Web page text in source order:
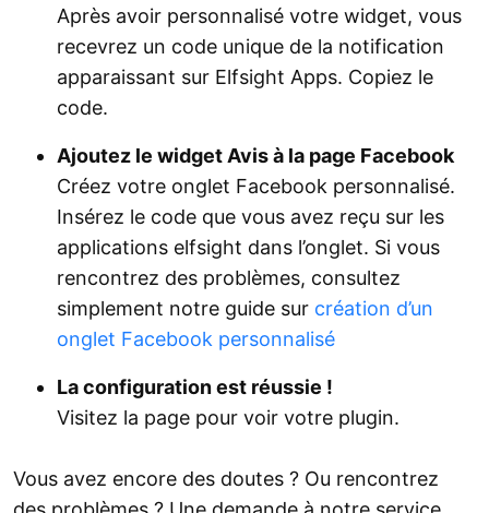
Après avoir personnalisé votre widget, vous
recevrez un code unique de la notification
apparaissant sur Elfsight Apps. Copiez le
code.
Ajoutez le widget Avis à la page Facebook
Créez votre onglet Facebook personnalisé.
Insérez le code que vous avez reçu sur les
applications elfsight dans l’onglet. Si vous
rencontrez des problèmes, consultez
simplement notre guide sur création d’un
onglet Facebook personnalisé
La configuration est réussie !
Visitez la page pour voir votre plugin.
Vous avez encore des doutes ? Ou rencontrez